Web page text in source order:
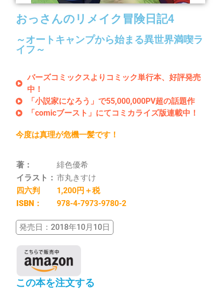
おっさんのリメイク冒険日記4
～オートキャンプから始まる異世界満喫ラ
イフ～
バーズコミックスよりコミック単行本、好評発売
中！
「小説家になろう」で55,000,000PV超の話題作
「comicブースト」にてコミカライズ版連載中！
今度は真理が危機一髪です！
著：
緋色優希
イラスト： 市丸きすけ
四六判
1,200円＋税
ISBN：
978-4-7973-9780-2
発売日：2018年10月10日
この本を注文する